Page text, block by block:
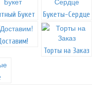
Букет
Букеты-Сердце
Торты на Заказ